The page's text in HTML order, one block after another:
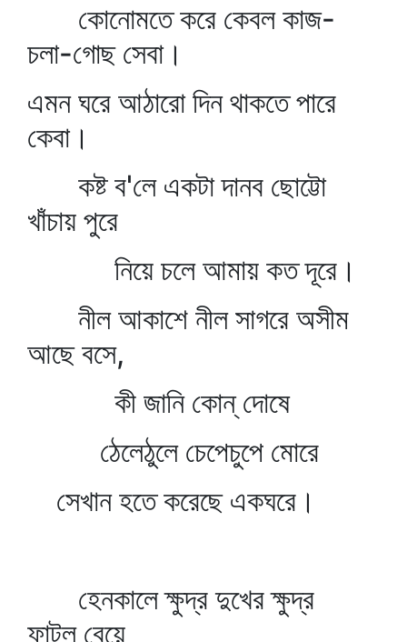
কোনোমতে করে কেবল কাজ-
চলা-গোছ সেবা।
এমন ঘরে আঠারো দিন থাকতে পারে
কেবা।
কষ্ট ব'লে একটা দানব ছোট্টো
খাঁচায় পুরে
নিয়ে চলে আমায় কত দূরে।
নীল আকাশে নীল সাগরে অসীম
আছে বসে,
কী জানি কোন্‌ দোষে
ঠেলেঠুলে চেপেচুপে মোরে
সেখান হতে করেছে একঘরে।
হেনকালে ক্ষুদ্র দুখের ক্ষুদ্র
ফাটল বেয়ে